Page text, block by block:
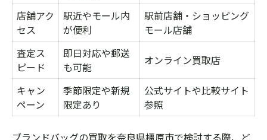
店舗アク
セス
駅近やモール内
が便利
駅前店舗・ショッピング
モール店舗
査定ス
ピード
即日対応や郵送
も可能
オンライン買取店
キャン
ペーン
季節限定や新規
限定あり
公式サイトや比較サイト
参照
ブランドバッグの買取を奈良県橿原市で検討する際、ど